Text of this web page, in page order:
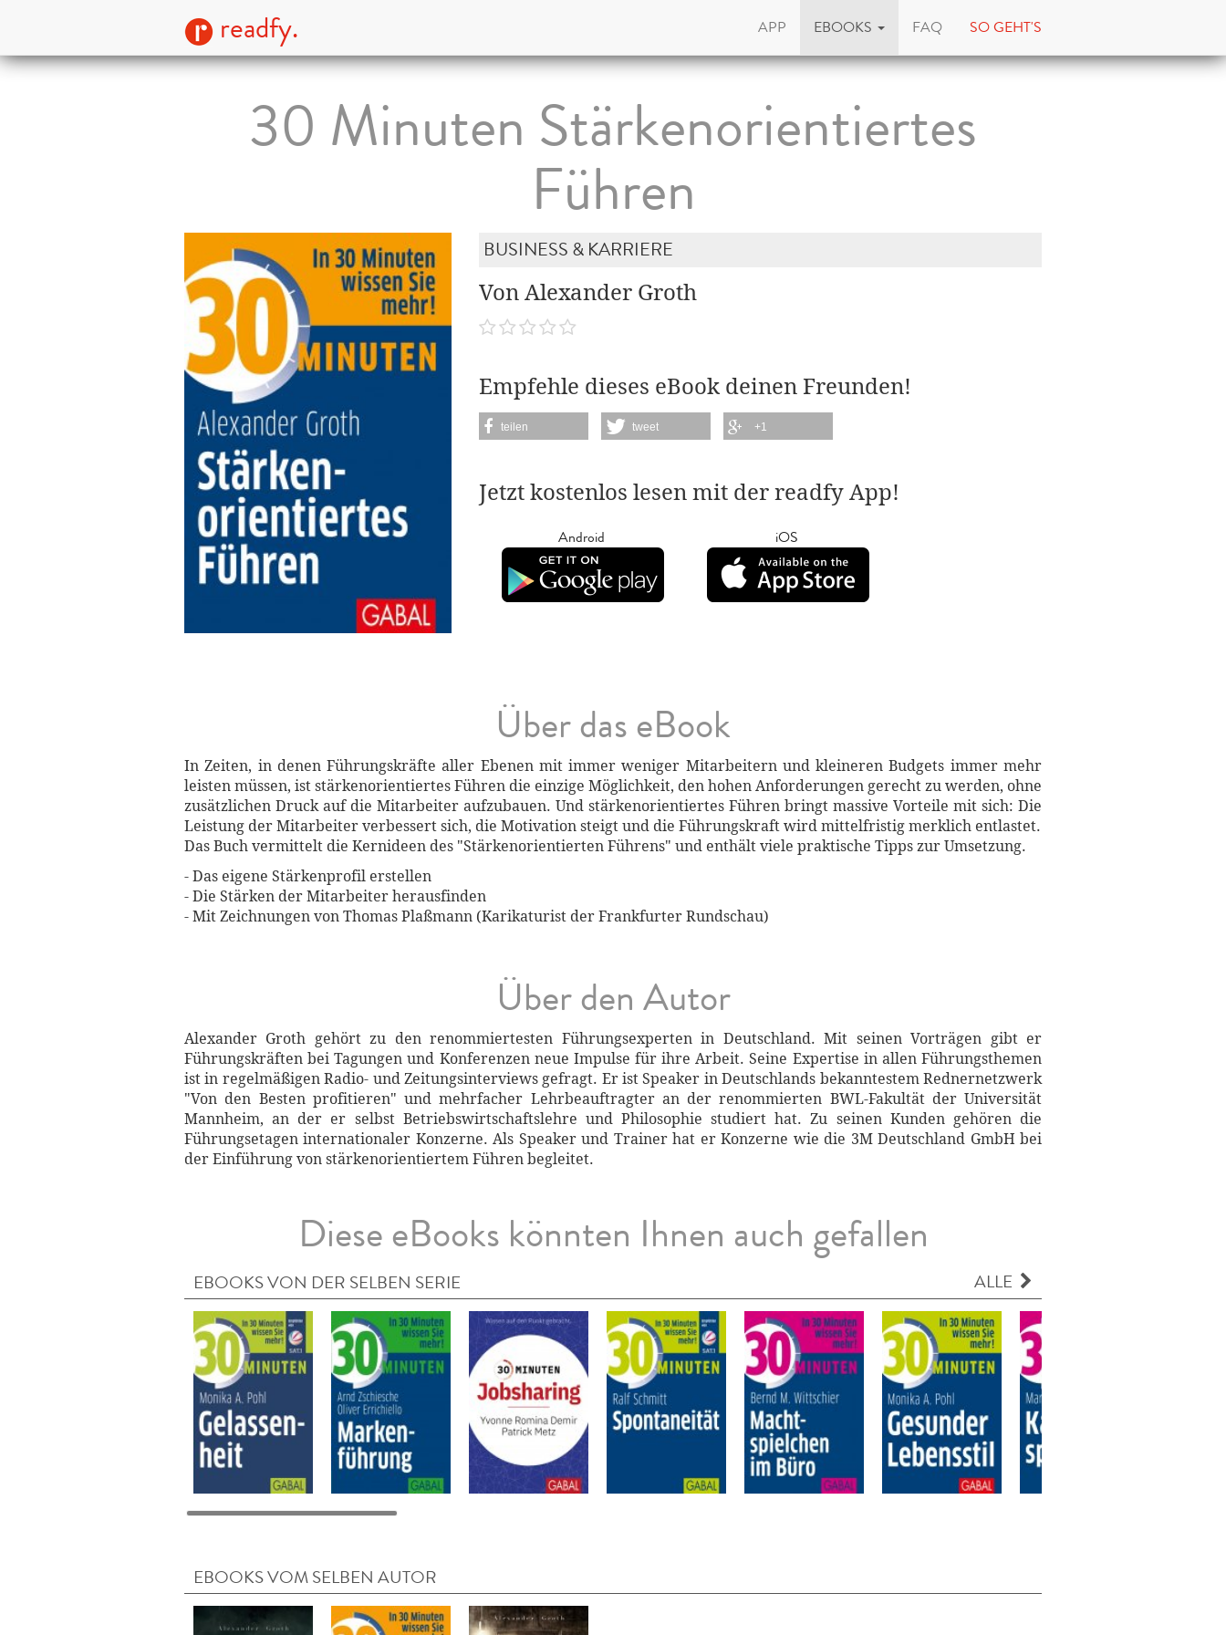
readfy. APP EBOOKS FAQ SO GEHT'S
30 Minuten Stärkenorientiertes
Führen
BUSINESS & KARRIERE
Von Alexander Groth
Empfehle dieses eBook deinen Freunden!
teilen tweet +1
Jetzt kostenlos lesen mit der readfy App!
Android iOS
Über das eBook
In Zeiten, in denen Führungskräfte aller Ebenen mit immer weniger Mitarbeitern und kleineren Budgets immer mehr
leisten müssen, ist stärkenorientiertes Führen die einzige Möglichkeit, den hohen Anforderungen gerecht zu werden, ohne
zusätzlichen Druck auf die Mitarbeiter aufzubauen. Und stärkenorientiertes Führen bringt massive Vorteile mit sich: Die
Leistung der Mitarbeiter verbessert sich, die Motivation steigt und die Führungskraft wird mittelfristig merklich entlastet.
Das Buch vermittelt die Kernideen des "Stärkenorientierten Führens" und enthält viele praktische Tipps zur Umsetzung.
- Das eigene Stärkenprofil erstellen
- Die Stärken der Mitarbeiter herausfinden
- Mit Zeichnungen von Thomas Plaßmann (Karikaturist der Frankfurter Rundschau)
Über den Autor
Alexander Groth gehört zu den renommiertesten Führungsexperten in Deutschland. Mit seinen Vorträgen gibt er
Führungskräften bei Tagungen und Konferenzen neue Impulse für ihre Arbeit. Seine Expertise in allen Führungsthemen
ist in regelmäßigen Radio- und Zeitungsinterviews gefragt. Er ist Speaker in Deutschlands bekanntestem Rednernetzwerk
"Von den Besten profitieren" und mehrfacher Lehrbeauftragter an der renommierten BWL-Fakultät der Universität
Mannheim, an der er selbst Betriebswirtschaftslehre und Philosophie studiert hat. Zu seinen Kunden gehören die
Führungsetagen internationaler Konzerne. Als Speaker und Trainer hat er Konzerne wie die 3M Deutschland GmbH bei
der Einführung von stärkenorientiertem Führen begleitet.
Diese eBooks könnten Ihnen auch gefallen
EBOOKS VON DER SELBEN SERIE ALLE
EBOOKS VOM SELBEN AUTOR